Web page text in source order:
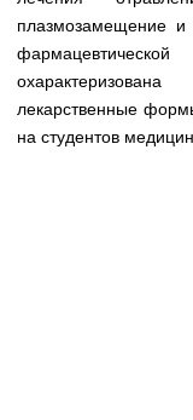
Нормативы
Нормы
исследований
Обратная связь
плазмозамещение и
лекарственные
на студентов